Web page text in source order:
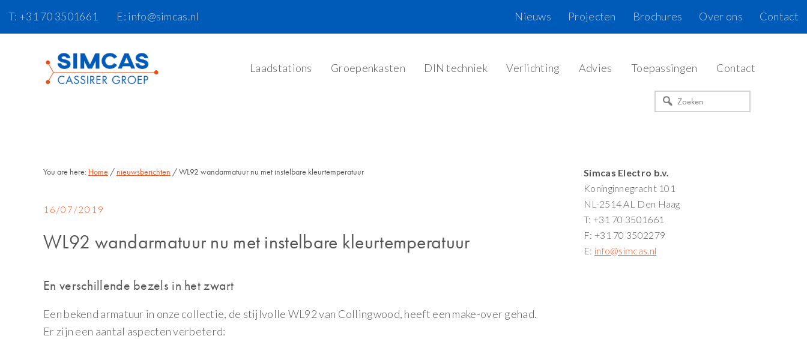
T: +31 70 3501661 E: info@simcas.nl Contact
Over ons
Brochures
Projecten
Nieuws
Laadstations Groepenkasten DIN techniek Verlichting Advies Toepassingen Contact
Zoeken
Primaire
Sidebar
Simcas Electro b.v.
Koninginnegracht 101
NL-2514 AL Den Haag
T: +31 70 3501661
F: +31 70 3502279
E: info@simcas.nl
You are here: Home / nieuwsberichten / WL92 wandarmatuur nu met instelbare kleurtemperatuur
16/07/2019
WL92 wandarmatuur nu met instelbare kleurtemperatuur
En verschillende bezels in het zwart
Een bekend armatuur in onze collectie, de stijlvolle WL92 van Collingwood, heeft een make-over gehad.
Er zijn een aantal aspecten verbeterd: